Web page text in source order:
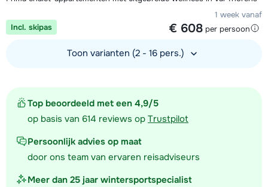
Top beoordeeld met een 4,9/5
op basis van 614 reviews op Trustpilot
Persoonlijk advies op maat
door ons team van ervaren reisadviseurs
Meer dan 25 jaar wintersportspecialist
1 week vanaf
€ 608 per persoon
Incl. skipas
Toon varianten (2 - 16 pers.)